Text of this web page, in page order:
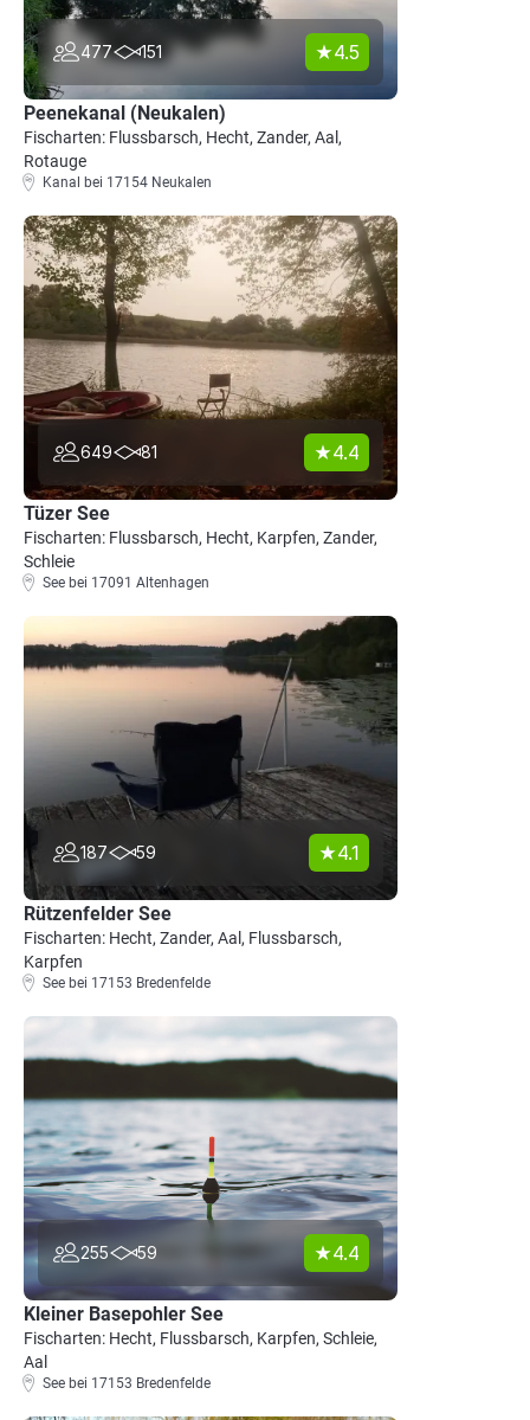
477 151 4.5
Peenekanal (Neukalen)
Fischarten: Flussbarsch, Hecht, Zander, Aal,
Rotauge
Kanal bei 17154 Neukalen
649 81 4.4
Tüzer See
Fischarten: Flussbarsch, Hecht, Karpfen, Zander,
Schleie
See bei 17091 Altenhagen
187 59 4.1
Rützenfelder See
Fischarten: Hecht, Zander, Aal, Flussbarsch,
Karpfen
See bei 17153 Bredenfelde
255 59 4.4
Kleiner Basepohler See
Fischarten: Hecht, Flussbarsch, Karpfen, Schleie,
Aal
See bei 17153 Bredenfelde